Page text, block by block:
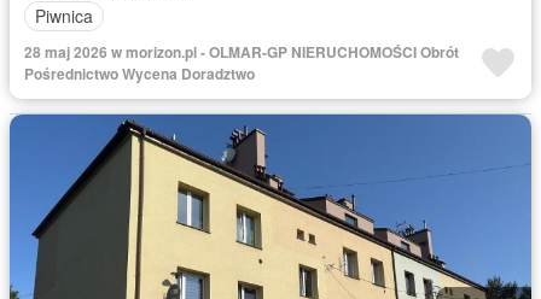
Piwnica
28 maj 2026 w morizon.pl - OLMAR-GP NIERUCHOMOŚCI Obrót
Pośrednictwo Wycena Doradztwo